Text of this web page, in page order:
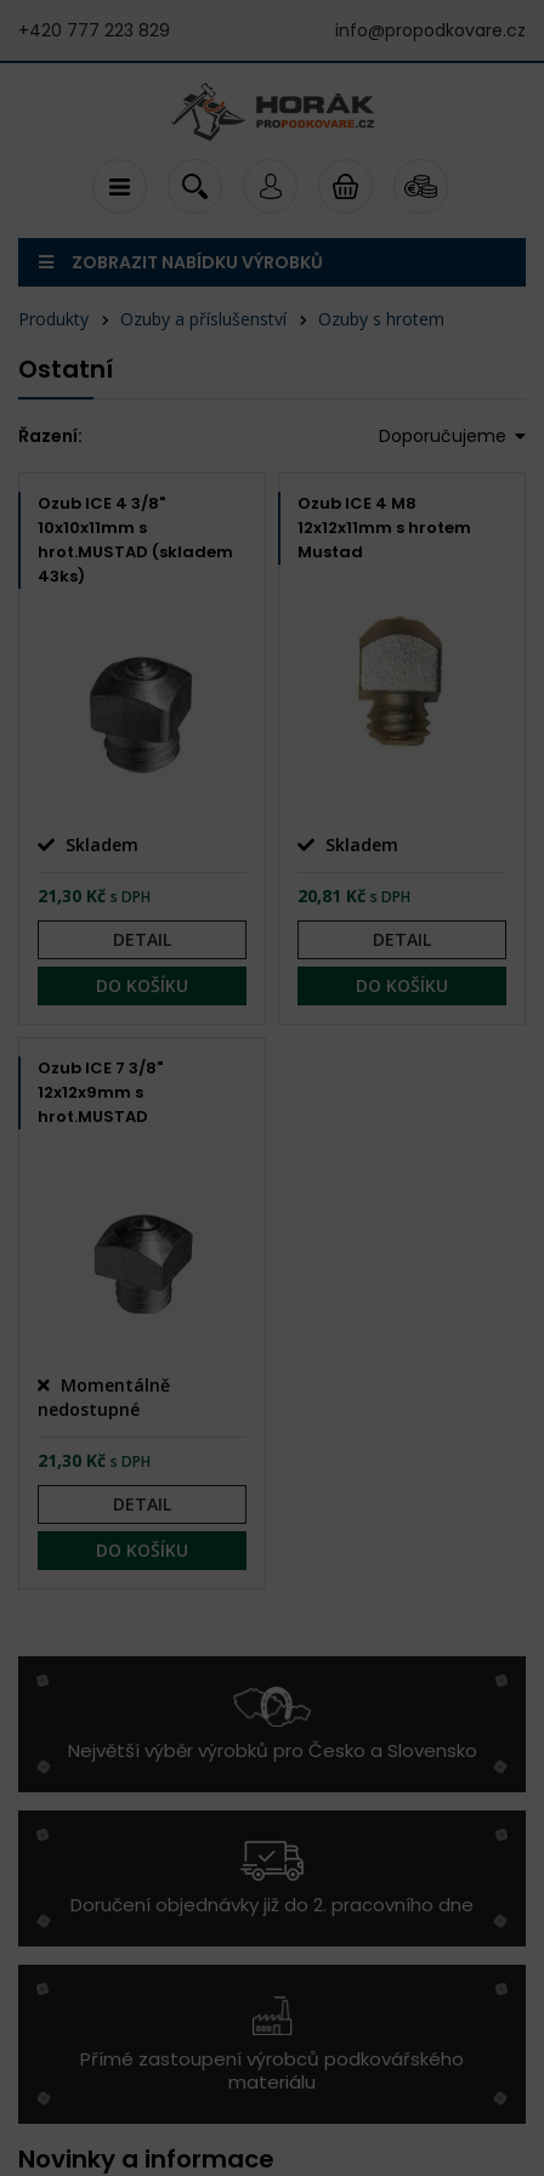
+420 777 223 829 info@propodkovare.cz
ZOBRAZIT NABÍDKU VÝROBKŮ
Produkty Ozuby a příslušenství Ozuby s hrotem
Ostatní
Řazení: Doporučujeme
Ozub ICE 4 3/8"
10x10x11mm s
hrot.MUSTAD (skladem
43ks)
Skladem
21,30 Kč s DPH
DETAIL
DO KOŠÍKU
Ozub ICE 4 M8
12x12x11mm s hrotem
Mustad
Skladem
20,81 Kč s DPH
DETAIL
DO KOŠÍKU
Ozub ICE 7 3/8"
12x12x9mm s
hrot.MUSTAD
Momentálně
nedostupné
21,30 Kč s DPH
DETAIL
DO KOŠÍKU
Největší výběr výrobků pro Česko a Slovensko
Doručení objednávky již do 2. pracovního dne
Přímé zastoupení výrobců podkovářského
materiálu
Novinky a informace